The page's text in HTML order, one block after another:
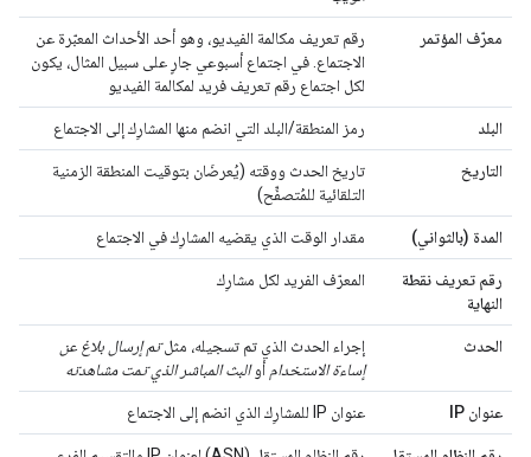
معرّف المؤتمر
رقم تعريف مكالمة الفيديو، وهو أحد الأحداث المعبّرة عن
الاجتماع. في اجتماع أسبوعي جارٍ على سبيل المثال، يكون
لكل اجتماع رقم تعريف فريد لمكالمة الفيديو
البلد رمز المنطقة/البلد التي انضم منها المشارِك إلى الاجتماع
التاريخ
تاريخ الحدث ووقته (يُعرضَان بتوقيت المنطقة الزمنية
التلقائية للمُتصفِّح)
المدة (بالثواني) مقدار الوقت الذي يقضيه المشارِك في الاجتماع
رقم تعريف نقطة
النهاية
المعرّف الفريد لكل مشارِك
الحدث إجراء الحدث الذي تم تسجيله، مثلتم إرسال بلاغ عن
إساءة الاستخدام أوالبث المباشر الذي تمت مشاهدته
عنوان IP عنوان IP للمشارِك الذي انضم إلى الاجتماع